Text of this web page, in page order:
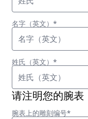
名字（英文）*
姓氏（英文）*
请注明您的腕表
腕表上的雕刻编号*